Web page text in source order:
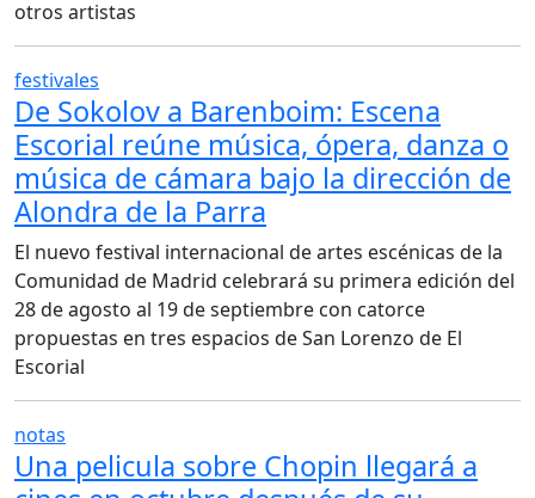
otros artistas
festivales
De Sokolov a Barenboim: Escena
Escorial reúne música, ópera, danza o
música de cámara bajo la dirección de
Alondra de la Parra
El nuevo festival internacional de artes escénicas de la
Comunidad de Madrid celebrará su primera edición del
28 de agosto al 19 de septiembre con catorce
propuestas en tres espacios de San Lorenzo de El
Escorial
notas
Una pelicula sobre Chopin llegará a